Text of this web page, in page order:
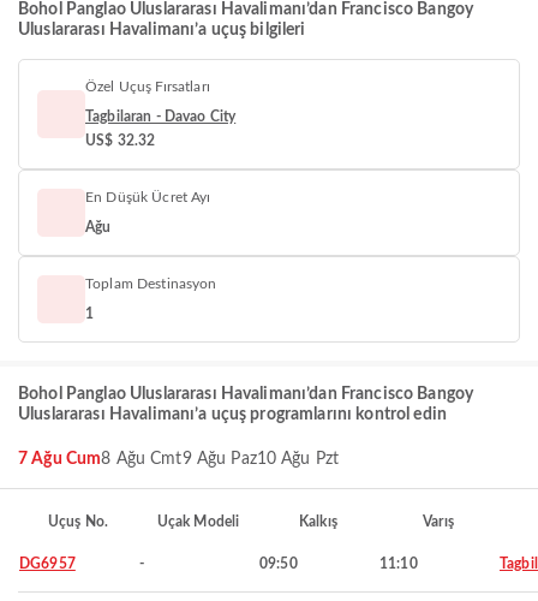
Bohol Panglao Uluslararası Havalimanı’dan Francisco Bangoy
Uluslararası Havalimanı’a uçuş bilgileri
Özel Uçuş Fırsatları
Tagbilaran - Davao City
US$ 32.32
En Düşük Ücret Ayı
Ağu
Toplam Destinasyon
1
Bohol Panglao Uluslararası Havalimanı’dan Francisco Bangoy
Uluslararası Havalimanı’a uçuş programlarını kontrol edin
7 Ağu Cum8 Ağu Cmt9 Ağu Paz10 Ağu Pzt
Uçuş No. Uçak Modeli Kalkış Varış
DG6957 - 09:50 11:10